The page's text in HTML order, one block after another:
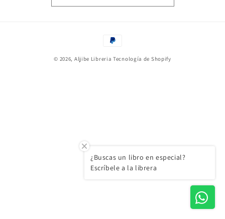
Formas
pago
© 2026, Aljibe Libreria Tecnología de Shopify
¿Buscas un libro en especial?
Escríbele a la librera